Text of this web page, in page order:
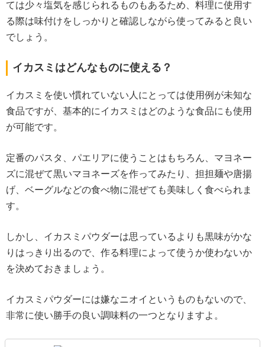
ては少々塩気を感じられるものもあるため、料理に使用す
る際は味付けをしっかりと確認しながら使ってみると良い
でしょう。
イカスミはどんなものに使える？
イカスミを使い慣れていない人にとっては使用例が未知な
食品ですが、基本的にイカスミはどのような食品にも使用
が可能です。
定番のパスタ、パエリアに使うことはもちろん、マヨネー
ズに混ぜて黒いマヨネーズを作ってみたり、担担麺や唐揚
げ、ベーグルなどの食べ物に混ぜても美味しく食べられま
す。
しかし、イカスミパウダーは思っているよりも黒味がかな
りはっきり出るので、作る料理によって使うか使わないか
を決めておきましょう。
イカスミパウダーには嫌なニオイというものもないので、
非常に使い勝手の良い調味料の一つとなりますよ。